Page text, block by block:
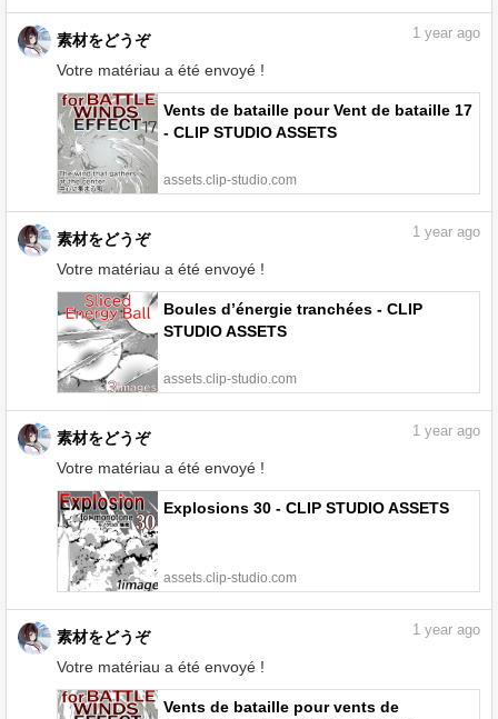
素材をどうぞ
Votre matériau a été envoyé !
1 year ago
Vents de bataille pour Vent de bataille 17
- CLIP STUDIO ASSETS
assets.clip-studio.com
素材をどうぞ
Votre matériau a été envoyé !
1 year ago
Boules d’énergie tranchées - CLIP
STUDIO ASSETS
assets.clip-studio.com
素材をどうぞ
Votre matériau a été envoyé !
1 year ago
Explosions 30 - CLIP STUDIO ASSETS
assets.clip-studio.com
素材をどうぞ
Votre matériau a été envoyé !
1 year ago
Vents de bataille pour vents de